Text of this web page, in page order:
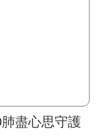
盡心思守護